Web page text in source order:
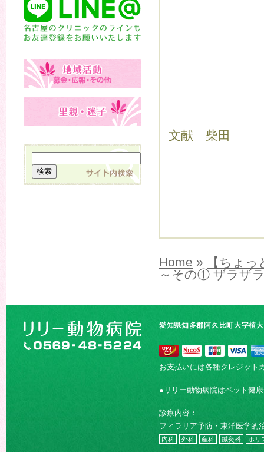
文献 柴田
Home »
【ちょ
～その① ザラザ
愛知県知多郡阿久比町大字植
お支払いには各種クレジット
●リリー動物病院はペット健
診療内容：
フィラリア予防・東洋医学的
内科 外科 産科 鍼灸科 ホリ